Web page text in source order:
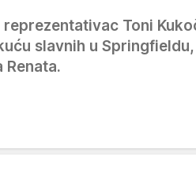
Toni
slavnih u
Renata.